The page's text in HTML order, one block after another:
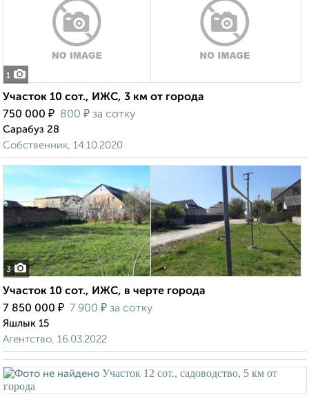
1
Участок 10 сот., ИЖС, 3 км от города
750 000 ₽ 800 ₽ за сотку
Сарабуз 28
Собственник, 14.10.2020
3
Участок 10 сот., ИЖС, в черте города
7 850 000 ₽ 7 900 ₽ за сотку
Яшлык 15
Агентство, 16.03.2022